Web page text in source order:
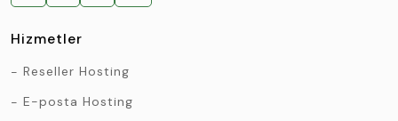
Hizmetler
Reseller Hosting
E-posta Hosting